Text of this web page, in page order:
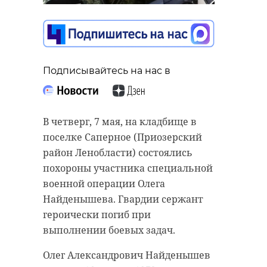
Подписывайтесь на нас в
В четверг, 7 мая, на кладбище в
поселке Саперное (Приозерский
район Ленобласти) состоялись
похороны участника специальной
военной операции Олега
Найденышева. Гвардии сержант
героически погиб при
выполнении боевых задач.
Олег Александрович Найденышев
ветеранов с Днем
Победы
07 мая, 21:56
Подписывайтесь на нас в
Праздничные мероприятия
прошли в медицинских
учреждениях Ленинградской
области в преддверии Дня Победы,
сообщила пресс-служба комитета
Подписывайтесь на нас в
Ленинградская область впервые
станет площадкой проведения
Всероссийской школы молодых
режиссеров государственных
праздников "Горизонты
профессии", сообщила пресс-
служба регионального
правительства.
Участниками школы станут 150